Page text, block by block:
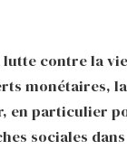
lutte contre la vie
monétaires, la
en particulier
sociales